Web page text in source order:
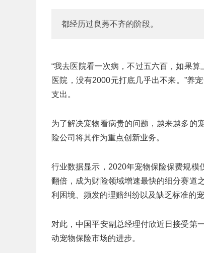
都经历过良莠不齐的阶段。
“我去医院看一次病，不过五六百，如果
医院，没有2000元打底几乎出不来。”养
支出。
为了解决宠物看病贵的问题，越来越多的
险公司将其作为重点创新业务。
行业数据显示，2020年宠物保险保费规
翻倍，成为财险领域增速最快的细分赛道
利困境、频发的理赔纠纷以及缺乏标准的
对此，中国平安副总经理付欣近日接受第
动宠物保险市场的进步。